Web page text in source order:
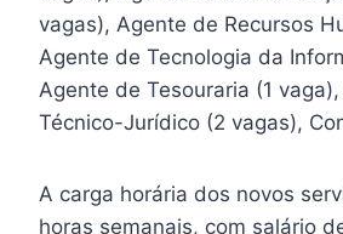
vagas), Agente de Recursos
Agente de Tecnologia da
Agente de Tesouraria (1
Técnico-Jurídico (2 vagas),
A carga horária dos novos
horas semanais, com salário